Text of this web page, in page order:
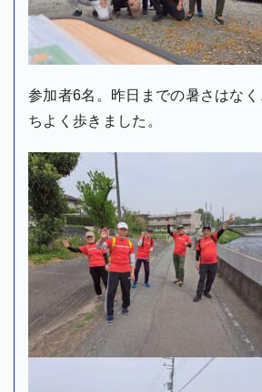
参加者6名。昨日までの暑さはな
ちよく歩きました。